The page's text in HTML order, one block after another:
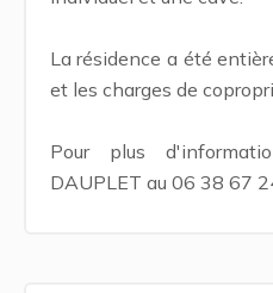
La résidence a été
et les charges de
Pour plus
DAUPLET au 06 38 67